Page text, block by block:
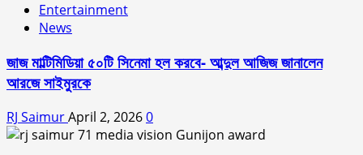
Entertainment
News
জাজ মাল্টিমিডিয়া ৫০টি সিনেমা হল করবে- আব্দুল আজিজ জানালেন
আরজে সাইমুরকে
RJ SaimurApril 2, 20260